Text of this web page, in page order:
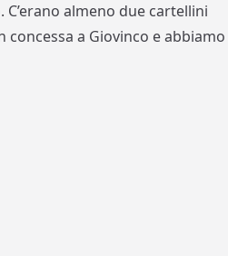
almeno due cartellini
concessa a Giovinco e abbiamo